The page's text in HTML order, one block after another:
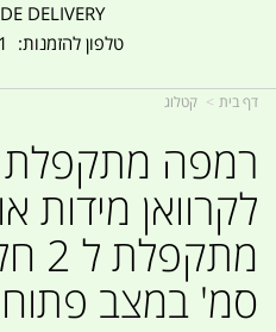
DELIVERY
טלפון להזמנות: 052-3214741
דף בית קטלוג
רמפה מתקפלת
סמ' במצב פתוח